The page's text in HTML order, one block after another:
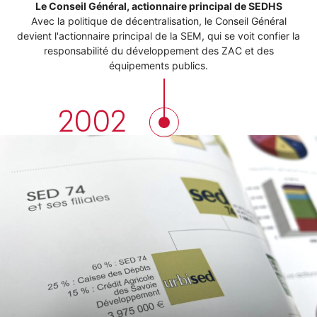
Le Conseil Général, actionnaire principal de SEDHS
Avec la politique de décentralisation, le Conseil Général
devient l'actionnaire principal de la SEM, qui se voit confier la
responsabilité du développement des ZAC et des
équipements publics.
2002